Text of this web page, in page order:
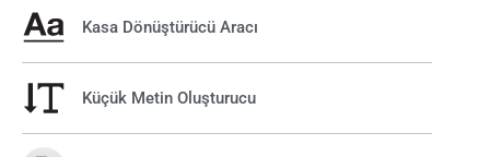
Kasa Dönüştürücü Aracı
Küçük Metin Oluşturucu